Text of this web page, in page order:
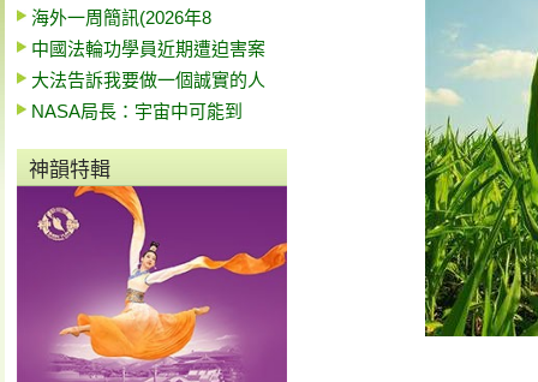
海外一周簡訊(2026年8
中國法輪功學員近期遭迫害案
大法告訴我要做一個誠實的人
NASA局長：宇宙中可能到
神韻特輯